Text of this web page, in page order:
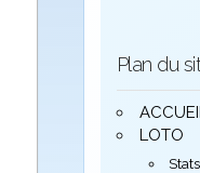
Plan du
LOTO